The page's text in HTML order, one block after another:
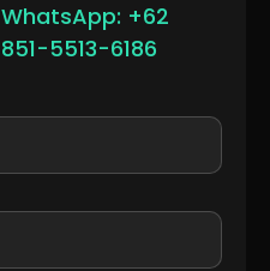
WhatsApp: +62
851-5513-6186